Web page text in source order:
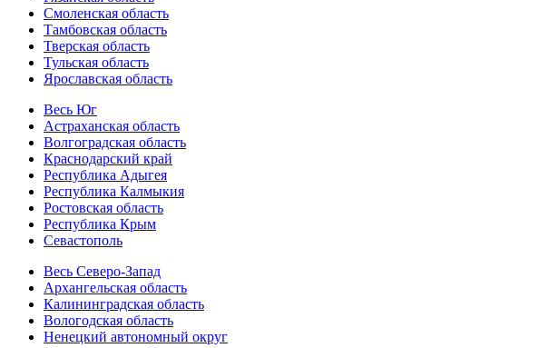
Смоленская область
Тамбовская область
Тверская область
Тульская область
Ярославская область
Весь Юг
Астраханская область
Волгоградская область
Краснодарский край
Республика Адыгея
Республика Калмыкия
Ростовская область
Республика Крым
Севастополь
Весь Северо-Запад
Архангельская область
Калининградская область
Вологодская область
Ненецкий автономный округ